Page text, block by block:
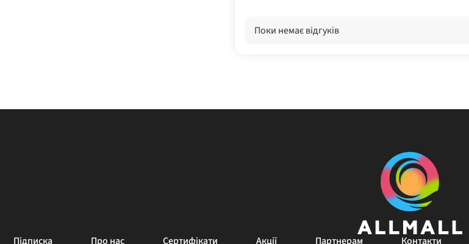
Поки немає відгуків
Підписка Про нас Сертифікати Акції Партнерам Контакти